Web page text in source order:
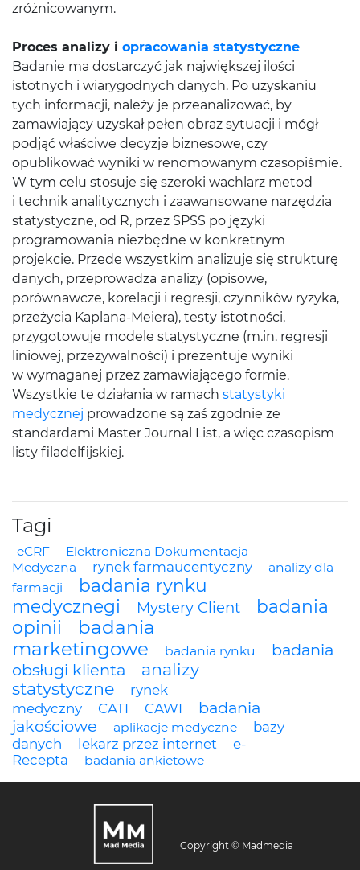
zróżnicowanym.
Proces analizy i opracowania statystyczne
Badanie ma dostarczyć jak największej ilości
istotnych i wiarygodnych danych. Po uzyskaniu
tych informacji, należy je przeanalizować, by
zamawiający uzyskał pełen obraz sytuacji i mógł
podjąć właściwe decyzje biznesowe, czy
opublikować wyniki w renomowanym czasopiśmie.
W tym celu stosuje się szeroki wachlarz metod
i technik analitycznych i zaawansowane narzędzia
statystyczne, od R, przez SPSS po języki
programowania niezbędne w konkretnym
projekcie. Przede wszystkim analizuje się strukturę
danych, przeprowadza analizy (opisowe,
porównawcze, korelacji i regresji, czynników ryzyka,
przeżycia Kaplana-Meiera), testy istotności,
przygotowuje modele statystyczne (m.in. regresji
liniowej, przeżywalności) i prezentuje wyniki
w wymaganej przez zamawiającego formie.
Wszystkie te działania w ramach statystyki
medycznej prowadzone są zaś zgodnie ze
standardami Master Journal List, a więc czasopism
listy filadelfijskiej.
Tagi
eCRF
Elektroniczna Dokumentacja
Medyczna
rynek farmaucentyczny
analizy dla
farmacji
badania rynku
medycznegi
Mystery Client
badania
opinii
badania
marketingowe
badania rynku
badania
obsługi klienta
analizy
statystyczne
rynek
medyczny
CATI CAWI
badania
jakościowe
aplikacje medyczne
bazy
danych
lekarz przez internet
e-
Recepta
badania ankietowe
Copyright © Madmedia